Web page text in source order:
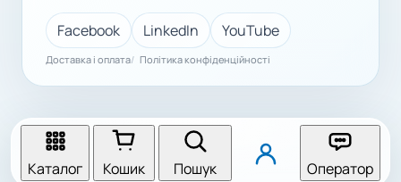
Facebook LinkedIn YouTube
Доставка і оплата Політика конфіденційності
Каталог Кошик Пошук Оператор